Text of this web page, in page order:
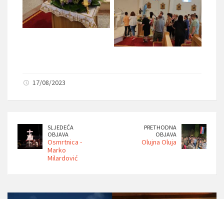
17/08/2023
SLJEDEĆA
OBJAVA
Osmrtnica -
Marko
Milardović
PRETHODNA
OBJAVA
Olujna Oluja